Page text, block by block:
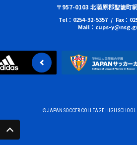
〒957-0103 北蒲原郡聖籠町
Tel：0254-32-5357 / Fax：
Mail：cups-
© JAPAN SOCCER COLLEAGE HIGH